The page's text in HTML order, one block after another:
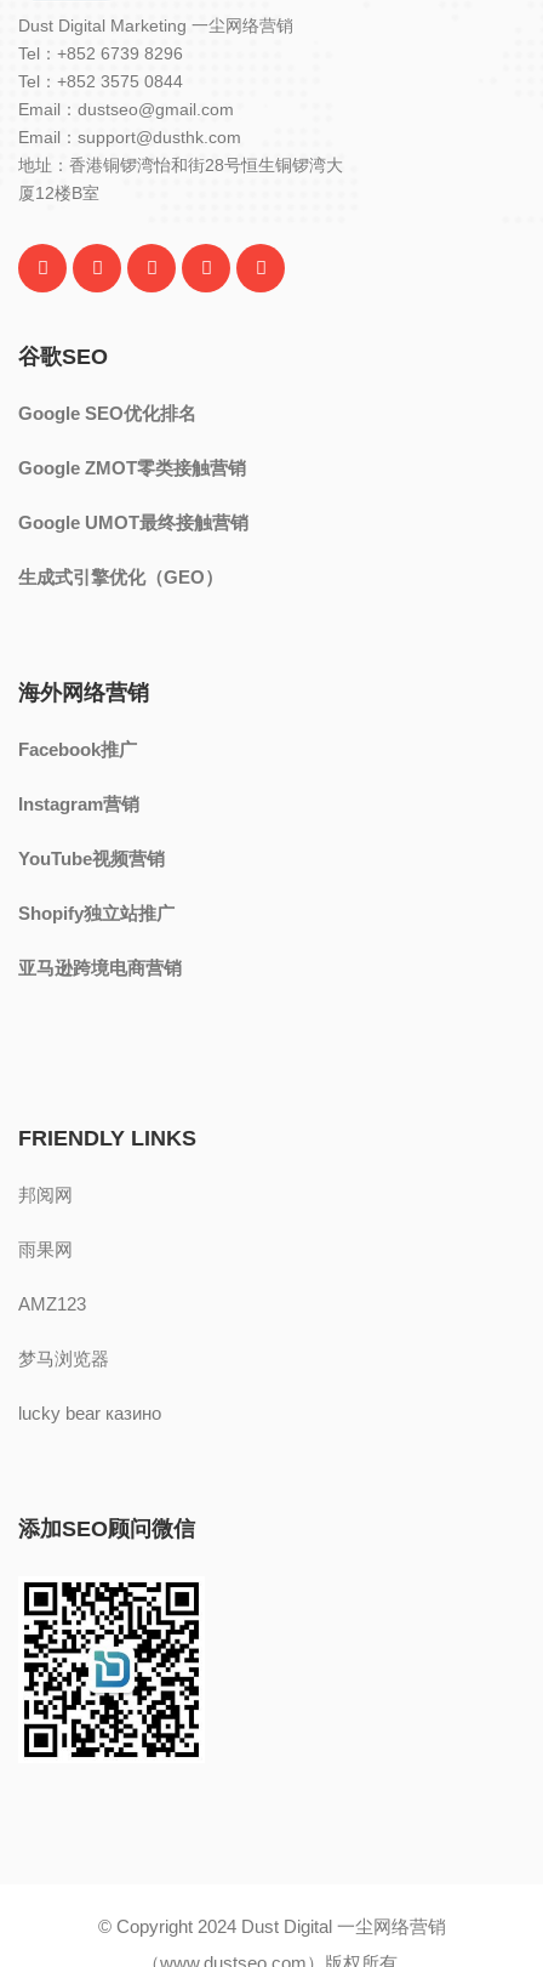
Dust Digital Marketing 一尘网络营销
Tel：+852 6739 8296
Tel：+852 3575 0844
Email：dustseo@gmail.com
Email：support@dusthk.com
地址：香港铜锣湾怡和街28号恒生铜锣湾大
厦12楼B室
谷歌SEO
Google SEO优化排名
Google ZMOT零类接触营销
Google UMOT最终接触营销
生成式引擎优化（GEO）
海外网络营销
Facebook推广
Instagram营销
YouTube视频营销
Shopify独立站推广
亚马逊跨境电商营销
FRIENDLY LINKS
邦阅网
雨果网
AMZ123
梦马浏览器
lucky bear казино
添加SEO顾问微信
© Copyright 2024 Dust Digital 一尘网络营销
（www.dustseo.com）版权所有.